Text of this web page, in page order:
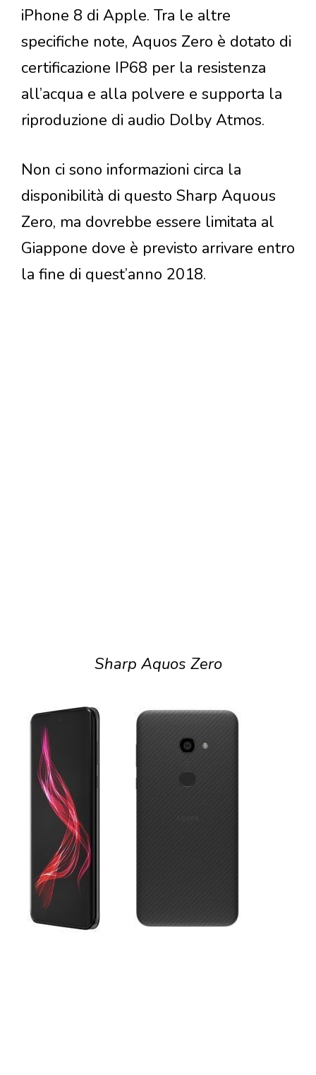
iPhone 8 di Apple. Tra le altre
specifiche note, Aquos Zero è dotato di
certificazione IP68 per la resistenza
all’acqua e alla polvere e supporta la
riproduzione di audio Dolby Atmos.
Non ci sono informazioni circa la
disponibilità di questo Sharp Aquous
Zero, ma dovrebbe essere limitata al
Giappone dove è previsto arrivare entro
la fine di quest’anno 2018.
Sharp Aquos Zero